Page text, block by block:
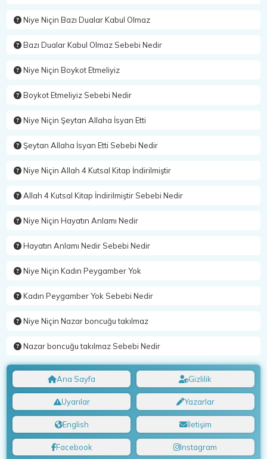
Niye Niçin Bazı Dualar Kabul Olmaz
Bazı Dualar Kabul Olmaz Sebebi Nedir
Niye Niçin Boykot Etmeliyiz
Boykot Etmeliyiz Sebebi Nedir
Niye Niçin Şeytan Allaha İsyan Etti
Şeytan Allaha İsyan Etti Sebebi Nedir
Niye Niçin Allah 4 Kutsal Kitap İndirilmiştir
Allah 4 Kutsal Kitap İndirilmiştir Sebebi Nedir
Niye Niçin Hayatın Anlamı Nedir
Hayatın Anlamı Nedir Sebebi Nedir
Niye Niçin Kadın Peygamber Yok
Kadın Peygamber Yok Sebebi Nedir
Niye Niçin Nazar boncuğu takılmaz
Nazar boncuğu takılmaz Sebebi Nedir
Ana Sayfa Gizlilik
Uyarılar Yazarlar
English İletişim
Facebook Instagram